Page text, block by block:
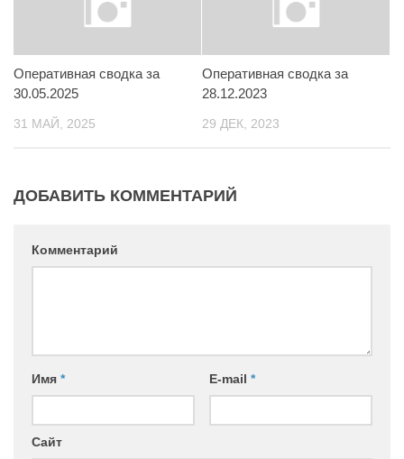
Оперативная сводка за
30.05.2025
31 МАЙ, 2025
Оперативная сводка за
28.12.2023
29 ДЕК, 2023
ДОБАВИТЬ КОММЕНТАРИЙ
Комментарий
Имя * E-mail *
Сайт